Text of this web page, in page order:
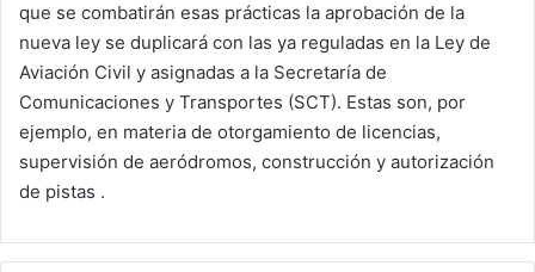
que se combatirán esas prácticas la aprobación de la
nueva ley se duplicará con las ya reguladas en la Ley de
Aviación Civil y asignadas a la Secretaría de
Comunicaciones y Transportes (SCT). Estas son, por
ejemplo, en materia de otorgamiento de licencias,
supervisión de aeródromos, construcción y autorización
de pistas .